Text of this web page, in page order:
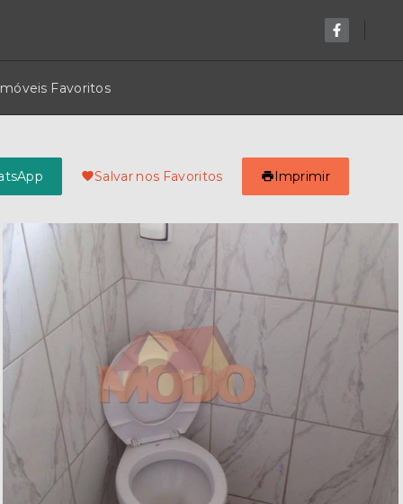
Favoritos
Salvar nos Favoritos Imprimir